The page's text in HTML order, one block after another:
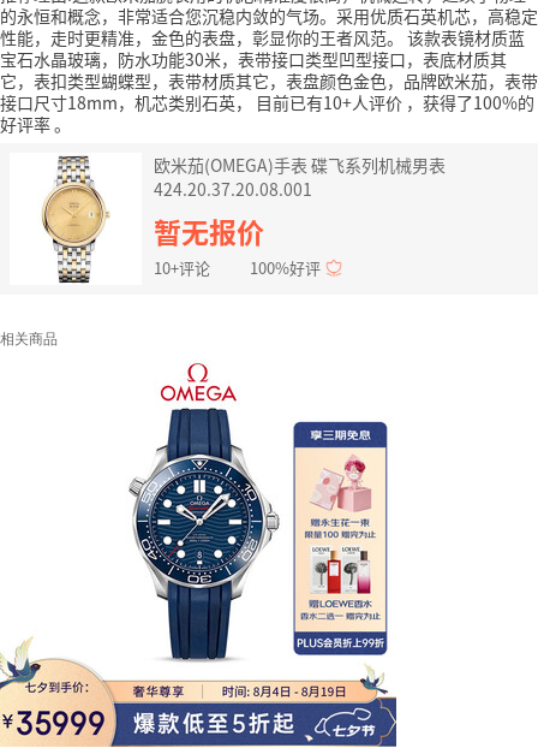
的永恒和概念，非常适合您沉稳内敛的气场。采用优质石英机芯，高稳定
性能，走时更精准，金色的表盘，彰显你的王者风范。 该款表镜材质蓝
宝石水晶玻璃，防水功能30米，表带接口类型凹型接口，表底材质其
它，表扣类型蝴蝶型，表带材质其它，表盘颜色金色，品牌欧米茄，表带
接口尺寸18mm，机芯类别石英，
目前已有10+人评价 ，获得了100%的
好评率。
欧米茄(OMEGA)手表 碟飞系列机械男表
424.20.37.20.08.001
暂无报价
10+评论 100%好评
相关商品